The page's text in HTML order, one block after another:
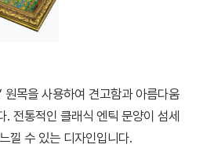
원목을 사용하여 견고함과 아름다움
전통적인 클래식 엔틱 문양이 섬세
낄 수 있는 디자인입니다.